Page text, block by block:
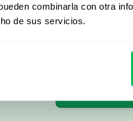
combinarla con otra
de sus servicios.Desde Core
automatizar